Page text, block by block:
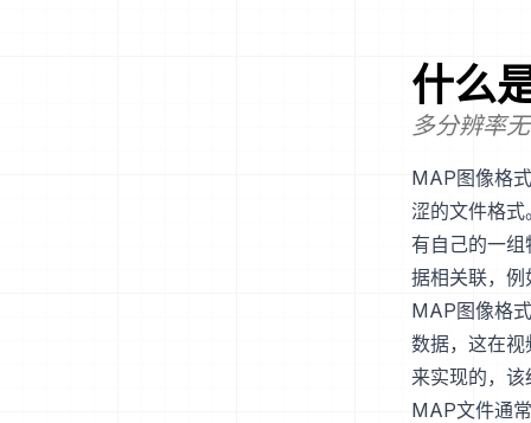
什么
多分辨率
MAP图像格
涩的文件格
有自己的一
据相关联，
MAP图像格
数据，这在
来实现的，
MAP文件通